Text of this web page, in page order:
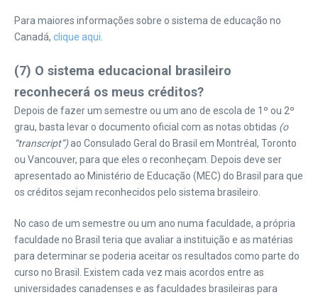
Para maiores informações sobre o sistema de educação no
Canadá, clique aqui
(7) O sistema educacional brasileiro
reconhecerá os meus créditos?
Depois de fazer um semestre ou um ano de escola de 1º ou 2º
grau, basta levar o documento oficial com as notas obtidas (o
“transcript”)ao Consulado Geral do Brasil em Montréal, Toronto
ou Vancouver, para que eles o reconheçam. Depois deve ser
apresentado ao Ministério de Educação (MEC) do Brasil para que
os créditos sejam reconhecidos pelo sistema brasileiro.
No caso de um semestre ou um ano numa faculdade, a própria
faculdade no Brasil teria que avaliar a instituição e as matérias
para determinar se poderia aceitar os resultados como parte do
curso no Brasil. Existem cada vez mais acordos entre as
universidades canadenses e as faculdades brasileiras para